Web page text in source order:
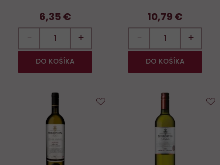
6,35 €
− +
DO KOŠÍKA
10,79 €
− +
DO KOŠÍKA